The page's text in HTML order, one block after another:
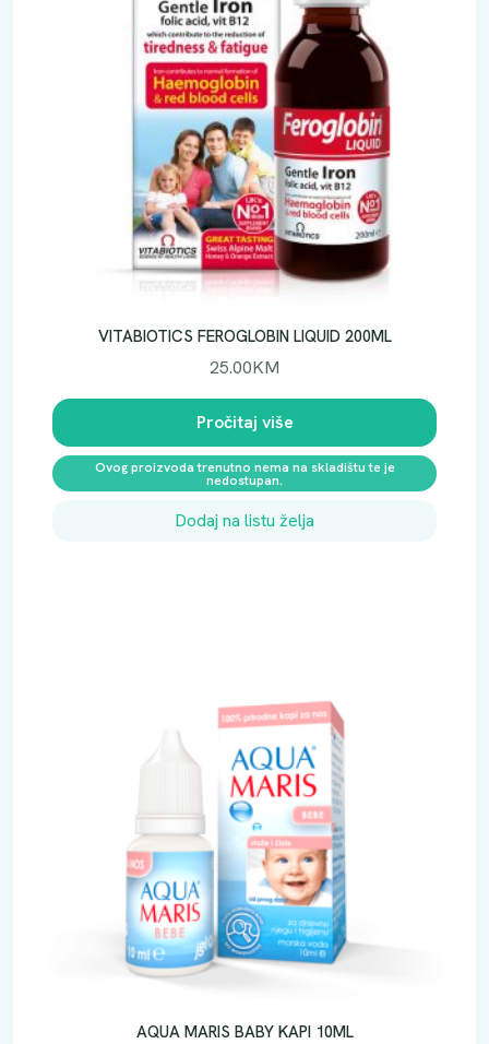
VITABIOTICS FEROGLOBIN LIQUID 200ML
25.00KM
Pročitaj više
Ovog proizvoda trenutno nema na skladištu te je
nedostupan.
Dodaj na listu želja
AQUA MARIS BABY KAPI 10ML